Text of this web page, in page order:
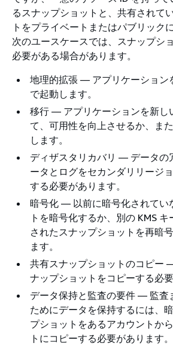
るスナップショットと、共有されて
トをプライベートまたはパブリック
次のユースケースでは、スナップシ
必要がある場合があります。
地理的拡張 — アプリケーション
で起動します。
移行 — アプリケーションを新し
て、可用性を向上させるか、ま
します。
ディザスタリカバリ — データの
ータとログをセカンダリリージ
する必要があります。
暗号化 — 以前に暗号化されてい
トを暗号化するか、別の KMS
されたスナップショットを再暗
ます。
共有スナップショットのコピー
ナップショットをコピーする必要
データ保持と監査の要件 — 監査
ためにデータを保持するには、
プショットをあるアカウントか
トにコピーする必要があります